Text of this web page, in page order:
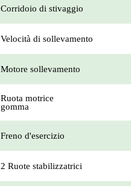
Corridoio di stivaggio
Velocità di sollevamento
Motore sollevamento
Ruota motrice
gomma
Freno d'esercizio
2 Ruote stabilizzatrici